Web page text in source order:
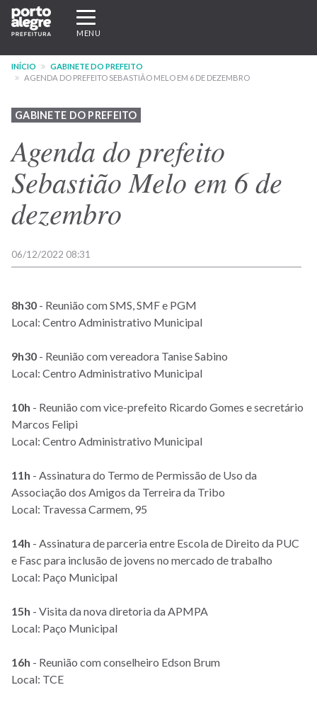
Pular
para
conteúdo
principal
Expandir/recolher
navegação
MENU
INÍCIO
GABINETE DO PREFEITO
AGENDA DO PREFEITO SEBASTIÃO MELO EM 6 DE DEZEMBRO
GABINETE DO PREFEITO
Agenda do prefeito
Sebastião Melo em 6 de
dezembro
06/12/2022 08:31
8h30 - Reunião com SMS, SMF e PGM
Local: Centro Administrativo Municipal
9h30 - Reunião com vereadora Tanise Sabino
Local: Centro Administrativo Municipal
10h - Reunião com vice-prefeito Ricardo Gomes e secretário
Marcos Felipi
Local: Centro Administrativo Municipal
11h - Assinatura do Termo de Permissão de Uso da
Associação dos Amigos da Terreira da Tribo
Local: Travessa Carmem, 95
14h - Assinatura de parceria entre Escola de Direito da PUC
e Fasc para inclusão de jovens no mercado de trabalho
Local: Paço Municipal
15h - Visita da nova diretoria da APMPA
Local: Paço Municipal
16h - Reunião com conselheiro Edson Brum
Local: TCE